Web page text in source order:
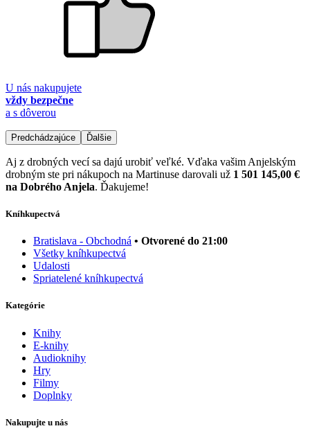
U nás nakupujete
vždy bezpečne
a s dôverou
Predchádzajúce Ďalšie
Aj z drobných vecí sa dajú urobiť veľké. Vďaka vašim Anjelským
drobným ste pri nákupoch na Martinuse darovali už 1 501 145,00 €
na Dobrého Anjela. Ďakujeme!
Kníhkupectvá
Bratislava - Obchodná • Otvorené do 21:00
Všetky kníhkupectvá
Udalosti
Spriatelené kníhkupectvá
Kategórie
Knihy
E-knihy
Audioknihy
Hry
Filmy
Doplnky
Nakupujte u nás